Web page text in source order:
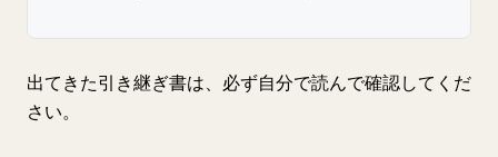
出てきた引き継ぎ書は、必ず自分で読んで確認してくだ
さい。